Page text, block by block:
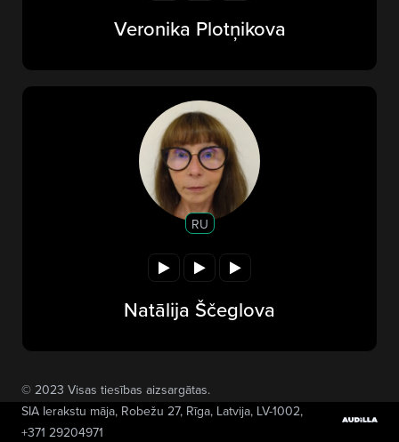
Veronika Plotņikova
RU
Natālija Ščeglova
© 2023 Visas tiesības aizsargātas.
SIA Ierakstu māja, Robežu 27, Rīga, Latvija, LV-1002,
+371 29204971